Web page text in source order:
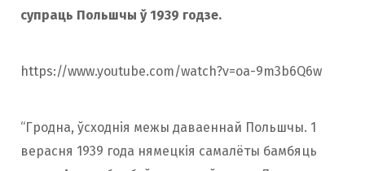
супраць Польшчы ў 1939 годзе.
https://www.youtube.com/watch?v=oa-9m3b6Q6w
“Гродна, ўсходнія межы даваеннай Польшчы. 1
верасня 1939 года нямецкія самалёты бамбяць